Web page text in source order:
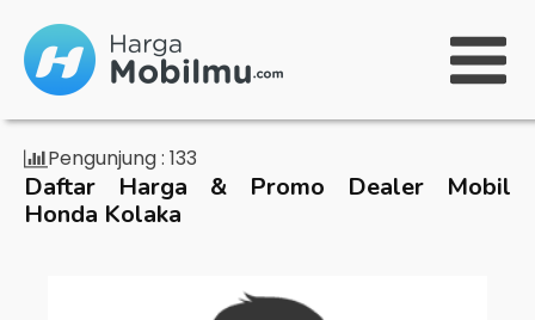
Pengunjung : 133
Daftar Harga & Promo Dealer Mobil
Honda Kolaka